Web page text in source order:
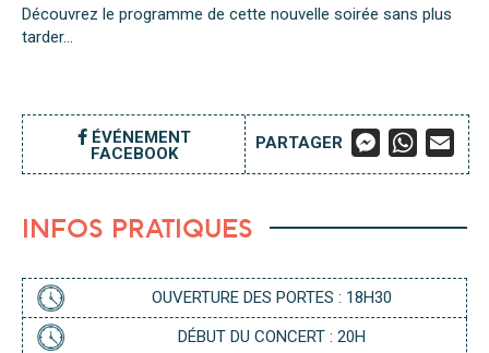
Découvrez le programme de cette nouvelle soirée sans plus
tarder…
ÉVÉNEMENT
FACEBOOK
PARTAGER
M
E
S
N
R
W
H
A
A
M
A
INFOS PRATIQUES
OUVERTURE DES PORTES : 18H30
DÉBUT DU CONCERT : 20H